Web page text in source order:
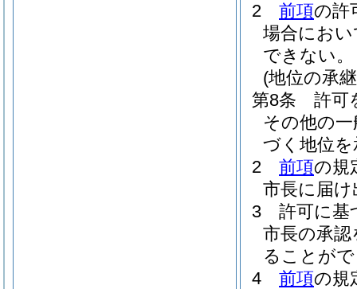
2
前項の許
場合にお
できない。
(地位の承
第8条
許可
その他の
づく地位
2
前項の規
市長に届
3
許可に基
市長の承
ることが
4
前項の規